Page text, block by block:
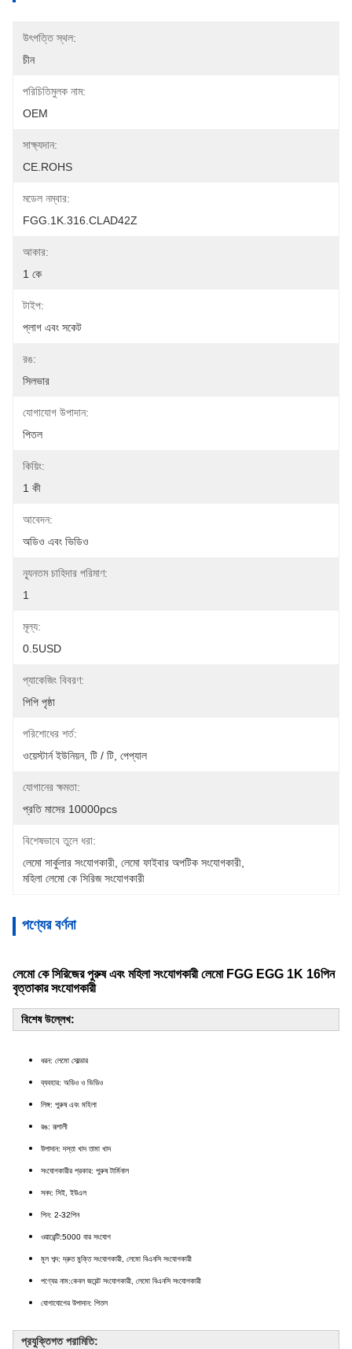
উৎপত্তি স্থল:
চীন
পরিচিতিমুলক নাম:
OEM
সাক্ষ্যদান:
CE.ROHS
মডেল নম্বার:
FGG.1K.316.CLAD42Z
আকার:
1 কে
টাইপ:
প্লাগ এবং সকেট
রঙ:
সিলভার
যোগাযোগ উপাদান:
পিতল
কিয়িং:
1 কী
আবেদন:
অডিও এবং ভিডিও
ন্যূনতম চাহিদার পরিমাণ:
1
মূল্য:
0.5USD
প্যাকেজিং বিবরণ:
পিপি পৃষ্ঠা
পরিশোধের শর্ত:
ওয়েস্টার্ন ইউনিয়ন, টি / টি, পেপ্যাল
যোগানের ক্ষমতা:
প্রতি মাসের 10000pcs
বিশেষভাবে তুলে ধরা:
লেমো সার্কুলার সংযোগকারী লেমো ফাইবার অপটিক সংযোগকারী
মহিলা লেমো কে সিরিজ সংযোগকারী
পণ্যের বর্ণনা
লেমো কে সিরিজের পুরুষ এবং মহিলা সংযোগকারী লেমো FGG EGG 1K 16পিন
বৃত্তাকার সংযোগকারী​
বিশেষ উল্লেখ:
ধরন: লেমো সোল্ডার
ব্যবহার: অডিও ও ভিডিও
লিঙ্গ: পুরুষ এবং মহিলা
রঙ: রূপালী
উপাদান: দস্তা খাদ তামা খাদ
সংযোগকারীর প্রকার: পুরুষ টার্মিনাল
সনদ: সিই, ইউএল
পিন: 2-32পিন
ওয়ারেন্টি:5000 বার সংযোগ
মূল শব্দ: দ্রুত মুক্তি সংযোগকারী, লেমো বিএনসি সংযোগকারী
পণ্যের নাম:কেবল জয়েন্ট সংযোগকারী, লেমো বিএনসি সংযোগকারী
যোগাযোগের উপাদান: পিতল
প্রযুক্তিগত পরামিতি: